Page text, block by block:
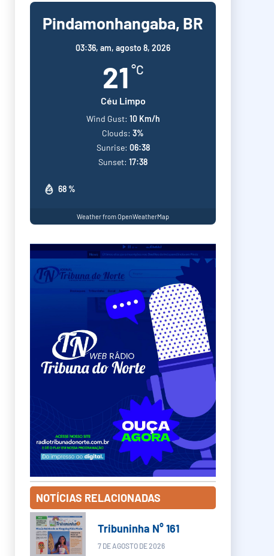
Pindamonhangaba, BR
03:36, am, agosto 8, 2026
21 °C
Céu Limpo
68 %
Wind Gust: 10 Km/h
Clouds: 3%
Sunrise: 06:38
Sunset: 17:38
Weather from OpenWeatherMap
NOTÍCIAS RELACIONADAS
Tribuninha N° 161
7 DE AGOSTO DE 2026